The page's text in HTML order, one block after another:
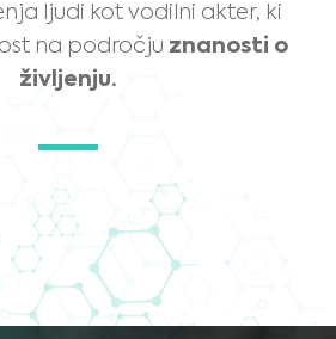
ljudi kot vodilni akter, ki
na področju znanosti o
življenju.